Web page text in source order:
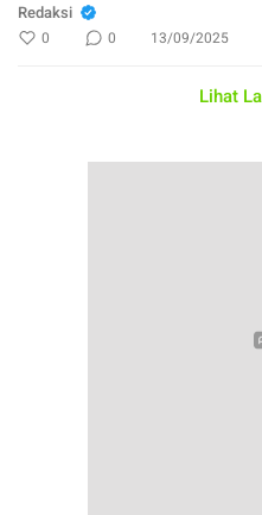
Redaksi
0 0 13/09/2025
Lihat